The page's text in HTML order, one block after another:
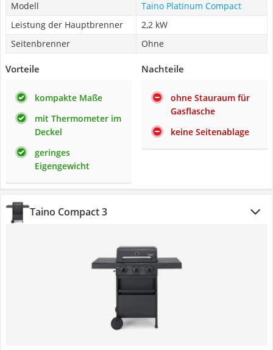
Modell
Taino Platinum Compact
Leistung der Hauptbrenner
2,2 kW
Seitenbrenner
Ohne
Vorteile
kompakte Maße
mit Thermometer im
Deckel
geringes
Eigengewicht
Nachteile
ohne Stauraum für
Gasflasche
keine Seitenablage
Taino Compact 3